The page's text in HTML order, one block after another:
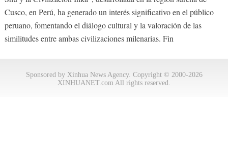
Cusco, en Perú, ha generado un interés significativo en el público
peruano, fomentando el diálogo cultural y la valoración de las
similitudes entre ambas civilizaciones milenarias. Fin
Sponsored by Xinhua News Agency. Copyright © 2000-2026
XINHUANET.com All rights reserved.